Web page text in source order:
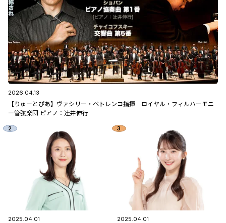
2026.04.13
【りゅーとぴあ】ヴァシリー・ペトレンコ指揮 ロイヤル・フィルハーモニ
ー管弦楽団 ピアノ：辻󠄀井伸行
2025.04.01 2025.04.01